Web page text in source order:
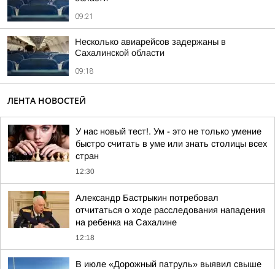
09:21
Несколько авиарейсов задержаны в
Сахалинской области
09:18
ЛЕНТА НОВОСТЕЙ
У нас новый тест!. Ум - это не только умение
быстро считать в уме или знать столицы всех
стран
12:30
Александр Бастрыкин потребовал
отчитаться о ходе расследования нападения
на ребенка на Сахалине
12:18
В июле «Дорожный патруль» выявил свыше